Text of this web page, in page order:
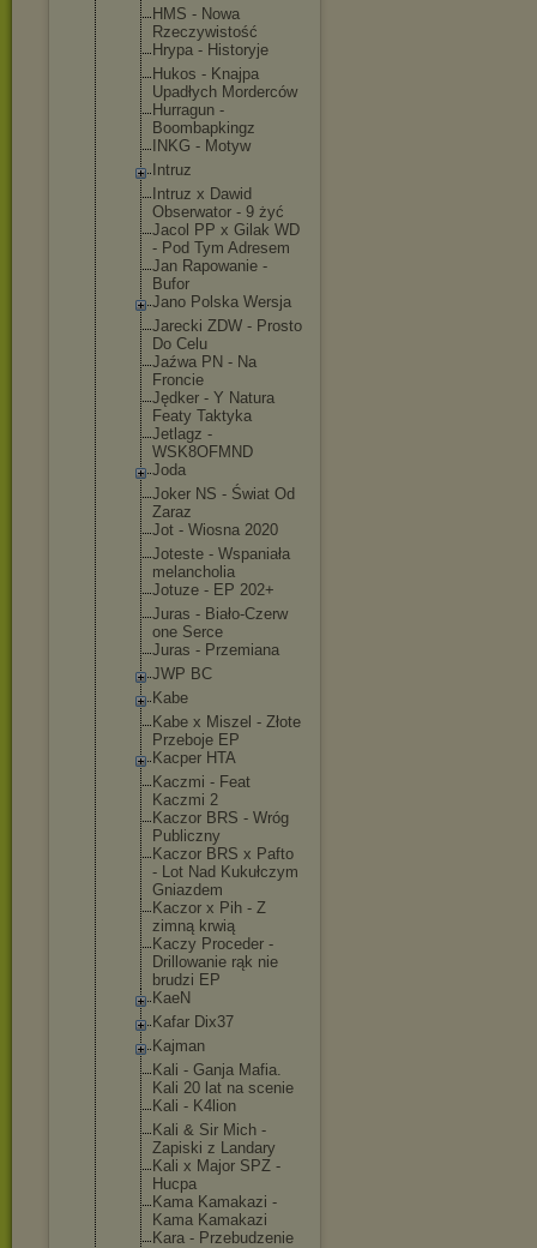
HMS - Nowa
Rzeczywistość
Hrypa - Historyje
Hukos - Knajpa
Upadłych Morderców
Hurragun -
Boombapkingz
INKG - Motyw
Intruz
Intruz x Dawid
Obserwator - 9 żyć
Jacol PP x Gilak WD
- Pod Tym Adresem
Jan Rapowanie -
Bufor
Jano Polska Wersja
Jarecki ZDW - Prosto
Do Celu
Jaźwa PN - Na
Froncie
Jędker - Y Natura
Featy Taktyka
Jetlagz -
WSK8OFMND
Joda
Joker NS - Świat Od
Zaraz
Jot - Wiosna 2020
Joteste - Wspaniała
melancholia
Jotuze - EP 202+
Juras - Biało-Czerw
one Serce
Juras - Przemiana
JWP BC
Kabe
Kabe x Miszel - Złote
Przeboje EP
Kacper HTA
Kaczmi - Feat
Kaczmi 2
Kaczor BRS - Wróg
Publiczny
Kaczor BRS x Pafto
- Lot Nad Kukułczym
Gniazdem
Kaczor x Pih - Z
zimną krwią
Kaczy Proceder -
Drillowanie rąk nie
brudzi EP
KaeN
Kafar Dix37
Kajman
Kali - Ganja Mafia.
Kali 20 lat na scenie
Kali - K4lion
Kali & Sir Mich -
Zapiski z Landary
Kali x Major SPZ -
Hucpa
Kama Kamakazi -
Kama Kamakazi
Kara - Przebudzenie